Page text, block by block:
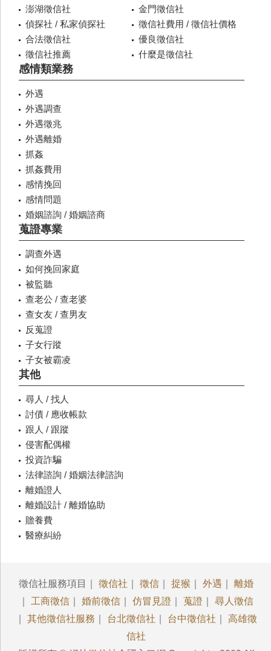
澎湖徵信社
金門徵信社
偵探社 / 私家偵探社
徵信社費用 / 徵信社價格
合法徵信社
優良徵信社
徵信社推薦
什麼是徵信社
感情類業務
外遇
外遇調查
外遇徵兆
外遇離婚
抓姦
抓姦費用
感情挽回
感情問題
婚姻諮詢 / 婚姻諮商
蒐證專業
調查外遇
如何挽回家庭
被監聽
查老公 / 查老婆
查女友 / 查男友
反蒐證
子女行蹤
子女被霸凌
其他
尋人 / 找人
討債 / 應收帳款
跟人 / 跟蹤
侵害配偶權
投資詐騙
法律諮詢 / 婚姻法律諮詢
離婚證人
離婚設計 / 離婚協助
贍養費
醫療糾紛
徵信社服務項目｜ 徵信社 徵信 捉猴 外遇
離婚
工商徵信 婚前徵信 仿冒見證 蒐證
尋人徵信
其他徵信社服務 台北徵信社 台中徵信社
高雄徵
信社